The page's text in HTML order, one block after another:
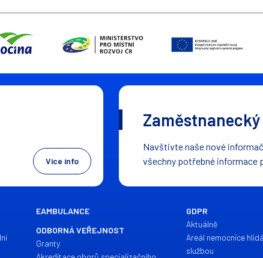
Více info
Navštivte naše nové
všechny potřebné informace
EAMBULANCE
ODBORNÁ VEŘEJNOST
Granty
GDPR
Aktuálně
Areál nemocnice
službou